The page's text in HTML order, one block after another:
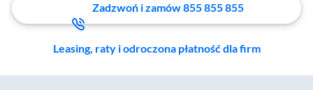
Zadzwoń i zamów 855 855 855
Leasing, raty i odroczona płatność dla firm